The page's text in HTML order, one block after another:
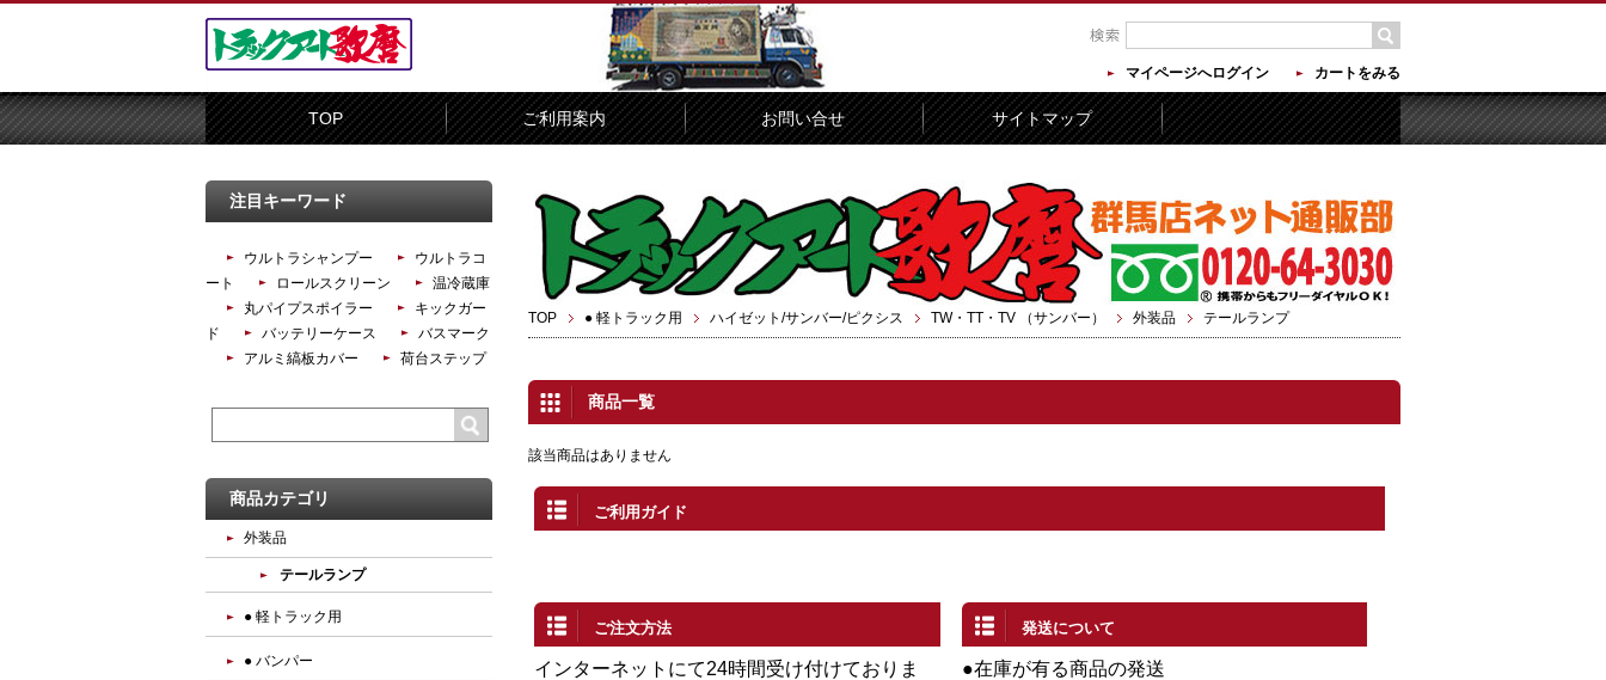
マイページへログイン カートをみる
TOP ご利用案内 お問い合せ サイトマップ
TOP ● 軽トラック用 ハイゼット/サンバー/ピクシス TW・TT・TV （サンバー） 外装品 テールランプ
商品一覧
該当商品はありません
ご利用ガイド
ご注文方法
インターネットにて24時間受け付けておりま
発送について
●在庫が有る商品の発送
注目キーワード
ウルトラシャンプー
ウルトラコ
ート
ロールスクリーン
温冷蔵庫
丸パイプスポイラー
キックガー
ド
バッテリーケース
バスマーク
アルミ縞板カバー
荷台ステップ
商品カテゴリ
外装品
テールランプ
● 軽トラック用
● バンパー